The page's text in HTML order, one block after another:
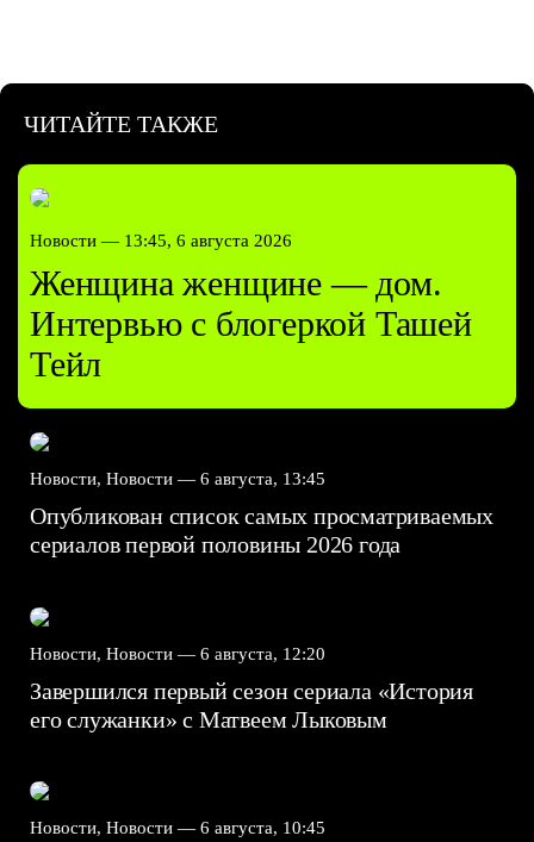
ЧИТАЙТЕ ТАКЖЕ
Новости — 13:45, 6 августа 2026
Женщина женщине — дом.
Интервью с блогеркой Ташей
Тейл
Новости, Новости — 6 августа, 13:45
Опубликован список самых просматриваемых
сериалов первой половины 2026 года
Новости, Новости — 6 августа, 12:20
Завершился первый сезон сериала «История
его служанки» с Матвеем Лыковым
Новости, Новости — 6 августа, 10:45